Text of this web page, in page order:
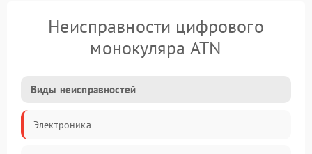
Неисправности цифрового
монокуляра ATN
Виды неисправностей
Электроника